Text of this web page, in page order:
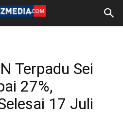
Terpadu Sei
27%,
17 Juli